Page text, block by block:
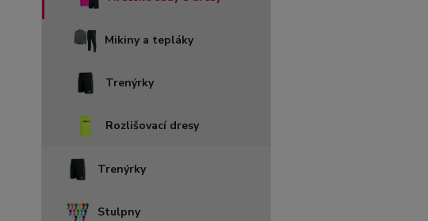
Mikiny a tepláky
Trenýrky
Rozlišovací dresy
Trenýrky
Stulpny